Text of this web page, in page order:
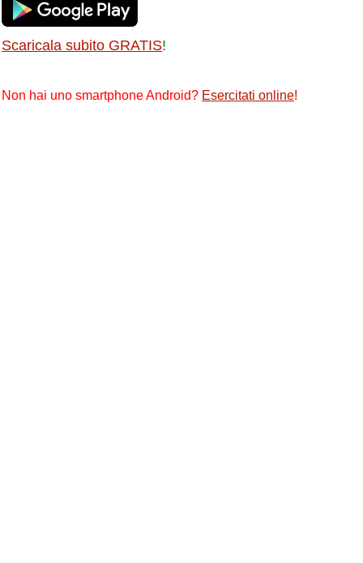
Scaricala subito GRATIS!
Non hai uno smartphone Android? Esercitati online!